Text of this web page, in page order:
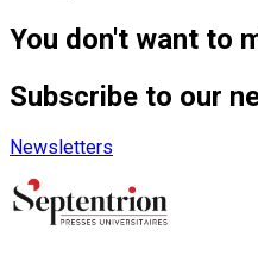
You don't want to
Subscribe to our
Newsletters